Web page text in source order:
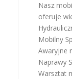
Nasz
oferuje
Mobilny
Awaryjne
Naprawy
Warsztat